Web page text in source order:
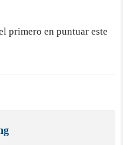
primero en puntuar este